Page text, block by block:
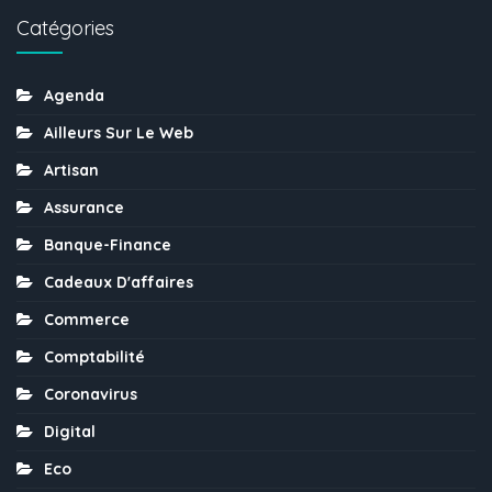
Catégories
Agenda
Ailleurs Sur Le Web
Artisan
Assurance
Banque-Finance
Cadeaux D'affaires
Commerce
Comptabilité
Coronavirus
Digital
Eco